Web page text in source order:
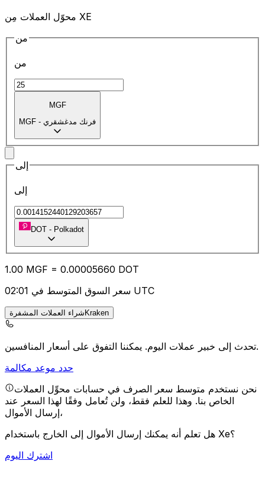
محوّل العملات مِن XE
من
من
MGF
MGF - فرنك مدغشقري
إلى
إلى
DOT - Polkadot
1.00 MGF = 0.00005660 DOT
سعر السوق المتوسط في 02:01 UTC
شراء العملات المشفرةKraken
تحدث إلى خبير عملات اليوم.يمكننا التفوق على أسعار المنافسين.
حدد موعد مكالمة
نحن نستخدم متوسط سعر الصرف في حسابات محوِّل العملات
الخاص بنا. وهذا للعلم فقط، ولن تُعامل وفقًا لهذا السعر عند
إرسال الأموال،
هل تعلم أنه يمكنك إرسال الأموال إلى الخارج باستخدام Xe؟
اشترك اليوم